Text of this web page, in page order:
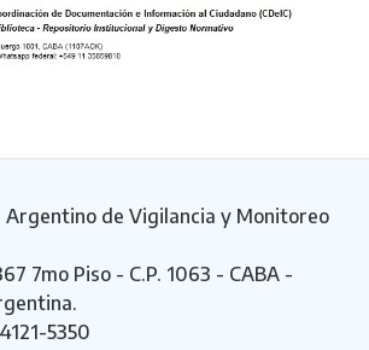
Argentino de Vigilancia y Monitoreo
7mo Piso - C.P. 1063 - CABA -
5350